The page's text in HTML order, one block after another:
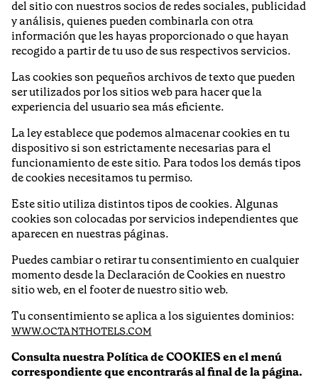
del sitio con nuestros socios de redes sociales, publicidad
y análisis, quienes pueden combinarla con otra
información que les hayas proporcionado o que hayan
recogido a partir de tu uso de sus respectivos servicios.
Las cookies son pequeños archivos de texto que pueden
ser utilizados por los sitios web para hacer que la
experiencia del usuario sea más eficiente.
La ley establece que podemos almacenar cookies en tu
dispositivo si son estrictamente necesarias para el
funcionamiento de este sitio. Para todos los demás tipos
de cookies necesitamos tu permiso.
Este sitio utiliza distintos tipos de cookies. Algunas
cookies son colocadas por servicios independientes que
aparecen en nuestras páginas.
Puedes cambiar o retirar tu consentimiento en cualquier
momento desde la Declaración de Cookies en nuestro
sitio web, en el footer de nuestro sitio web.
Tu consentimiento se aplica a los siguientes dominios:
WWW.OCTANTHOTELS.COM
Consulta nuestra Política de COOKIES en el menú
correspondiente que encontrarás al final de la página.